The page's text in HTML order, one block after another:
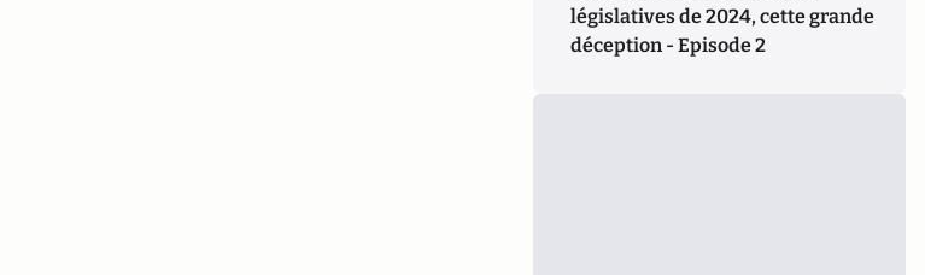
législatives de 2024, cette grande
déception - Episode 2